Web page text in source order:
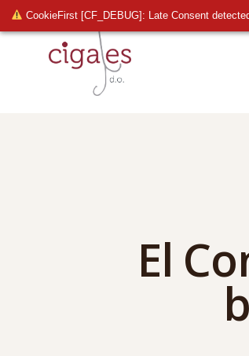
CookieFirst [CF_DEBUG]: Late Consent
El